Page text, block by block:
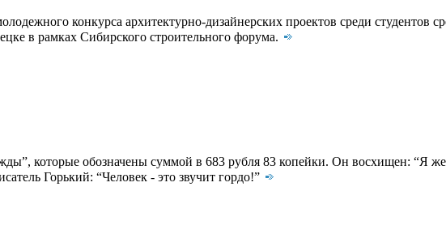
конкурса архитектурно-дизайнерских проектов среди студентов
в рамках Сибирского строительного форума.
которые обозначены суммой в 683 рубля 83 копейки. Он восхищен: “Я же
Горький: “Человек - это звучит гордо!”